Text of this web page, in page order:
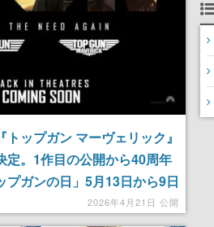
トップガン マーヴェリック』
定。1作目の公開から40周年
プガンの日」5月13日から9日
2026年4月21日 公開